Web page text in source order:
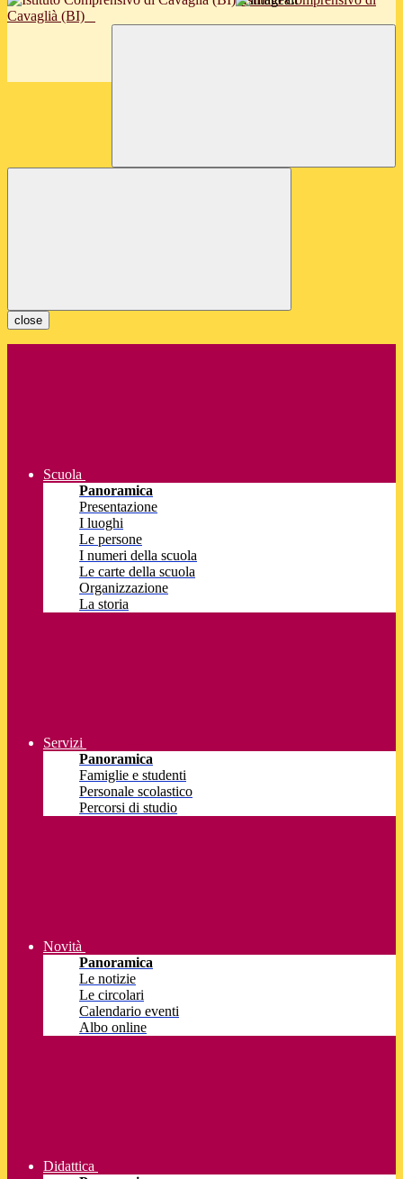
Cavaglià (BI)
close
Scuola
Panoramica
Presentazione
I luoghi
Le persone
I numeri della scuola
Le carte della scuola
Organizzazione
La storia
Servizi
Panoramica
Famiglie e studenti
Personale scolastico
Percorsi di studio
Novità
Panoramica
Le notizie
Le circolari
Calendario eventi
Albo online
Didattica